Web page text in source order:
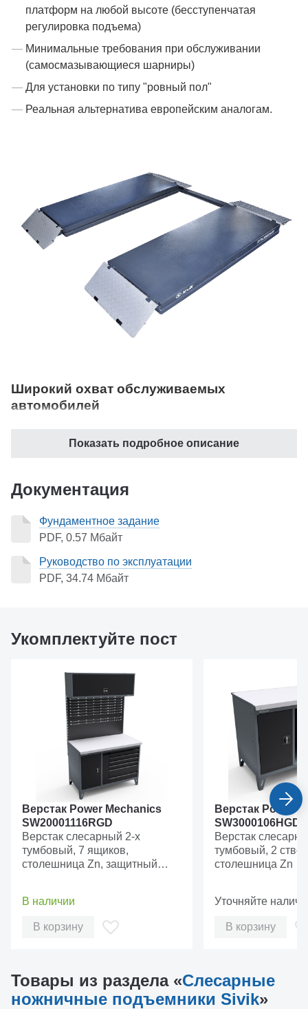
платформ на любой высоте (бесступенчатая
регулировка подъема)
Минимальные требования при обслуживании
(самосмазывающиеся шарниры)
Для установки по типу "ровный пол"
Реальная альтернатива европейским аналогам.
Широкий охват обслуживаемых
автомобилей
массой до 3,2 т
ремонте ходовой части, замене масла и т.д
Комфортное и легкое обслуживание автомобилей с
низким клиренсом: малая высота в сложенном
состоянии - всего 100 мм.
Эффективное решение при работе с
обслуживания различных типов автомобилей.
Бесступенчатая регулировка подъема
Двойная гидравлическая система обеспечивает
высокую безопасность и возможность остановки
платформ на любой высоте
Показать подробное описание
Документация
Фундаментное задание
PDF, 0.57 Мбайт
Руководство по эксплуатации
PDF, 34.74 Мбайт
Укомплектуйте пост
Верстак Power Mechanics
SW20001116RGD
Верстак слесарный 2-х
тумбовый, 7 ящиков,
столешница Zn, защитный
В наличии
В корзину
Верстак Power
SW3000106HGD
Верстак
тумбовый, 2
столешница Zn
Уточняйте
В корзину
Товары из раздела «Слесарные
ножничные подъемники Sivik»